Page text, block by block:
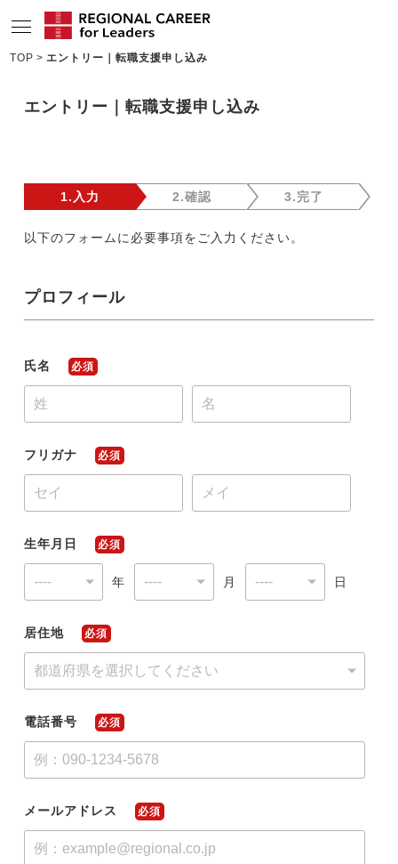
求人情報
企業TOPインタビュー
コンサルタント情報
メディア紹介実績
今すぐ転職をお考えの方
TOP エントリー｜転職支援申し込み
エントリー｜転職支援申し込み
1.入力 2.確認 3.完了
以下のフォームに必要事項をご入力ください。
プロフィール
氏名 必須
フリガナ 必須
生年月日 必須
年 月 日
居住地 必須
電話番号 必須
メールアドレス 必須